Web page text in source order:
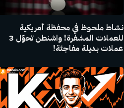
نشاط ملحوظ في محفظة أمريكية
للعملات المشفرة! واشنطن تحوّل 3
عملات بديلة مفاجئة!